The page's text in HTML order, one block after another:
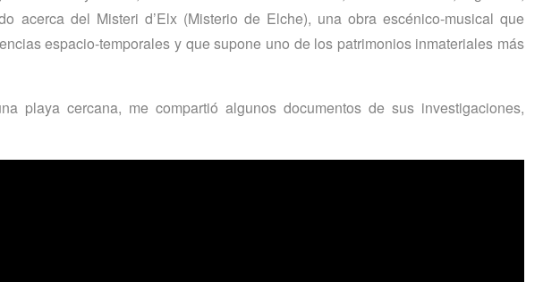
acerca del Misteri d’Elx (Misterio de Elche), una obra escénico-musical que
espacio-temporales y que supone uno de los patrimonios inmateriales más
playa cercana, me compartió algunos documentos de sus investigaciones,